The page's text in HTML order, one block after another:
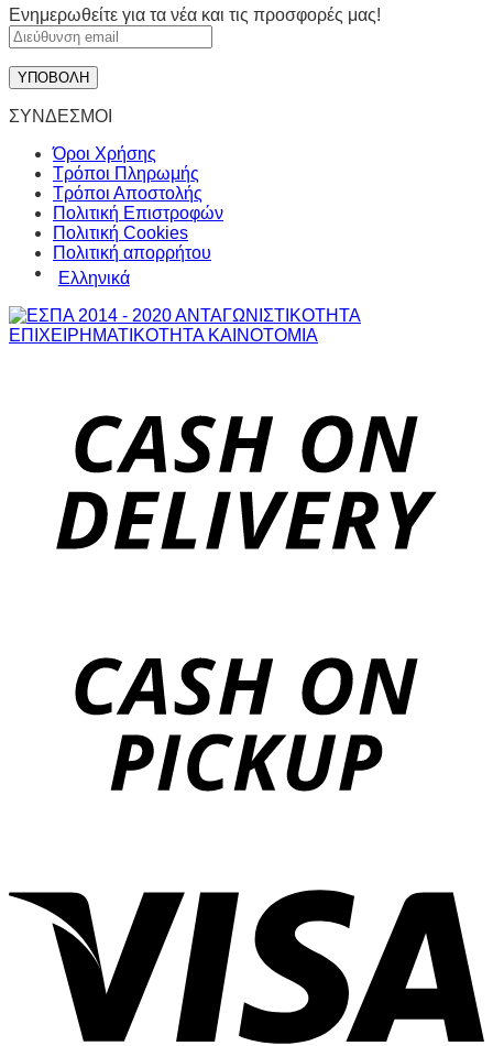
Ενημερωθείτε για τα νέα και τις προσφορές μας!
ΣΥΝΔΕΣΜΟΙ
Όροι Χρήσης
Τρόποι Πληρωμής
Τρόποι Αποστολής
Πολιτική Επιστροφών
Πολιτική Cookies
Πολιτική απορρήτου
Ελληνικά